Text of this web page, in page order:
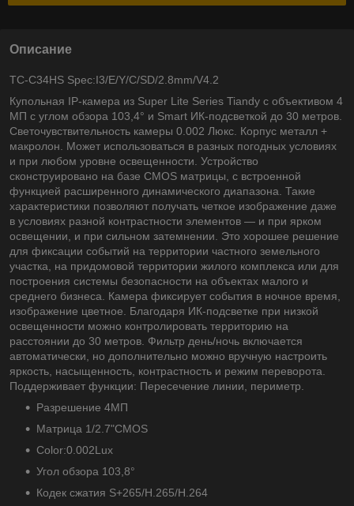
Описание
TC-C34HS Spec:I3/E/Y/C/SD/2.8mm/V4.2
Купольная IP-камера из Super Lite Series Tiandy с объективом 4
МП с углом обзора 103,4° и Smart ИК-подсветкой до 30 метров.
Светочувствительность камеры 0.002 Люкс. Корпус металл +
макролон. Может использоваться в разных погодных условиях
и при любом уровне освещенности. Устройство
сконструировано на базе CMOS матрицы, с встроенной
функцией расширенного динамического диапазона. Такие
характеристики позволяют получать четкое изображение даже
в условиях разной контрастности элементов — и при ярком
освещении, и при сильном затемнении. Это хорошее решение
для фиксации событий на территории частного земельного
участка, на придомовой территории жилого комплекса или для
построения системы безопасности на объектах малого и
среднего бизнеса. Камера фиксирует события в ночное время,
изображение цветное. Благодаря ИК-подсветке при низкой
освещенности можно контролировать территорию на
расстоянии до 30 метров. Фильтр день/ночь включается
автоматически, но дополнительно можно вручную настроить
яркость, насыщенность, контрастность и режим переворота.
Поддерживает функции: Пересечение линии, периметр.
Разрешение 4МП
Матрица 1/2.7"CMOS
Color:0.002Lux
Угол обзора 103,8°
Кодек сжатия S+265/H.265/H.264